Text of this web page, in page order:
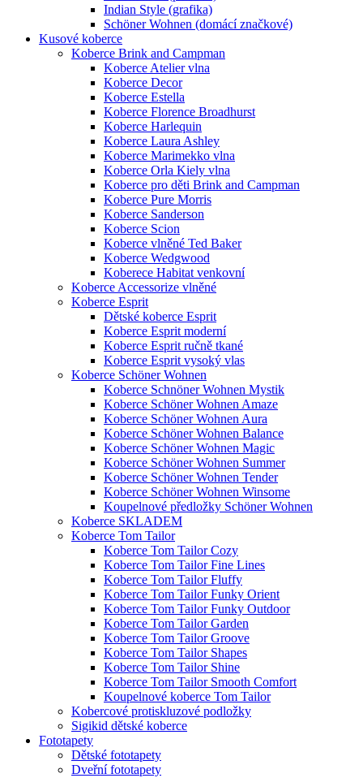
Indian Style (grafika)
Schöner Wohnen (domácí značkové)
Kusové koberce
Koberce Brink and Campman
Koberce Atelier vlna
Koberce Decor
Koberce Estella
Koberce Florence Broadhurst
Koberce Harlequin
Koberce Laura Ashley
Koberce Marimekko vlna
Koberce Orla Kiely vlna
Koberce pro děti Brink and Campman
Koberce Pure Morris
Koberce Sanderson
Koberce Scion
Koberce vlněné Ted Baker
Koberce Wedgwood
Koberece Habitat venkovní
Koberce Accessorize vlněné
Koberce Esprit
Dětské koberce Esprit
Koberce Esprit moderní
Koberce Esprit ručně tkané
Koberce Esprit vysoký vlas
Koberce Schöner Wohnen
Koberce Schnöner Wohnen Mystik
Koberce Schöner Wohnen Amaze
Koberce Schöner Wohnen Aura
Koberce Schöner Wohnen Balance
Koberce Schöner Wohnen Magic
Koberce Schöner Wohnen Summer
Koberce Schöner Wohnen Tender
Koberce Schöner Wohnen Winsome
Koupelnové předložky Schöner Wohnen
Koberce SKLADEM
Koberce Tom Tailor
Koberce Tom Tailor Cozy
Koberce Tom Tailor Fine Lines
Koberce Tom Tailor Fluffy
Koberce Tom Tailor Funky Orient
Koberce Tom Tailor Funky Outdoor
Koberce Tom Tailor Garden
Koberce Tom Tailor Groove
Koberce Tom Tailor Shapes
Koberce Tom Tailor Shine
Koberce Tom Tailor Smooth Comfort
Koupelnové koberce Tom Tailor
Kobercové protiskluzové podložky
Sigikid dětské koberce
Fototapety
Dětské fototapety
Dveřní fototapety